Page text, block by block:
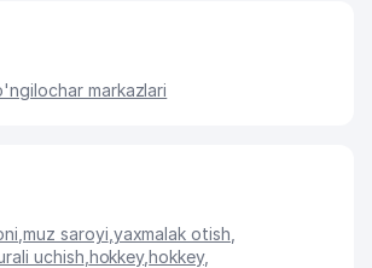
markazlari
,muz saroyi yaxmalak otish
uchish hokkey,hokkey,